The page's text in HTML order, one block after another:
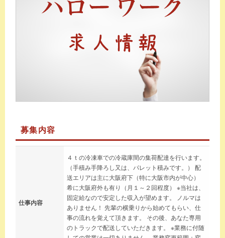
募集内容
仕事内容
４ｔの冷凍車での冷蔵庫間の集荷配達を行います。
（手積み手降ろし又は、パレット積みです。） 配
送エリアは主に大阪府下（特に大阪市内が中心）
希に大阪府外も有り（月１～２回程度） ※当社は、
固定給なので安定した収入が望めます。 ノルマは
ありません！ 先輩の横乗りから始めてもらい、仕
事の流れを覚えて頂きます。 その後、あなた専用
のトラックで配送していただきます。 ※業務に付随